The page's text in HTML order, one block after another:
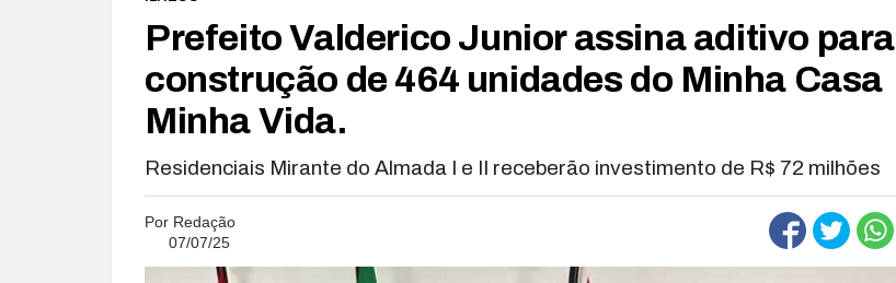
Prefeito Valderico Junior assina aditivo para
construção de 464 unidades do Minha Casa
Minha Vida.
Residenciais Mirante do Almada I e II receberão investimento de R$ 72 milhões
Por Redação
07/07/25